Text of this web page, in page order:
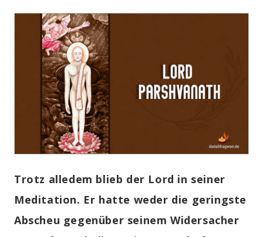
Trotz alledem blieb der Lord in seiner
Meditation. Er hatte weder die geringste
Abscheu gegenüber seinem Widersacher